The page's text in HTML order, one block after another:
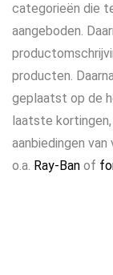
categorieën die
aangeboden.
producten.
geplaatst op de
laatste
aanbiedingen
o.a. Ray-Ban of